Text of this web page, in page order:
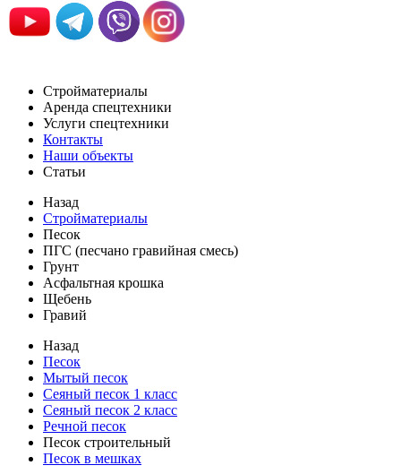
Стройматериалы
Аренда спецтехники
Услуги спецтехники
Контакты
Наши объекты
Статьи
Назад
Стройматериалы
Песок
ПГС (песчано гравийная смесь)
Грунт
Асфальтная крошка
Щебень
Гравий
Назад
Песок
Мытый песок
Сеяный песок 1 класс
Сеяный песок 2 класс
Речной песок
Песок строительный
Песок в мешках